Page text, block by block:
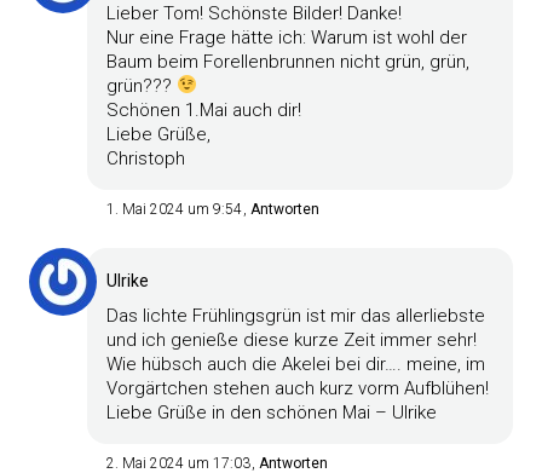
Lieber Tom! Schönste Bilder! Danke!
Nur eine Frage hätte ich: Warum ist wohl der
Baum beim Forellenbrunnen nicht grün, grün,
grün???
Schönen 1.Mai auch dir!
Liebe Grüße,
Christoph
1. Mai 2024 um 9:54 Antworten
Ulrike
Das lichte Frühlingsgrün ist mir das allerliebste
und ich genieße diese kurze Zeit immer sehr!
Wie hübsch auch die Akelei bei dir…. meine, im
Vorgärtchen stehen auch kurz vorm Aufblühen!
Liebe Grüße in den schönen Mai – Ulrike
2. Mai 2024 um 17:03 Antworten